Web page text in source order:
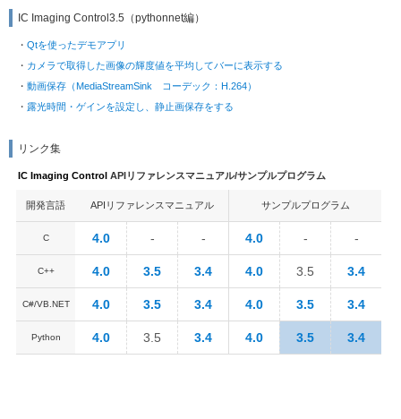
IC Imaging Control3.5（pythonnet編）
Qtを使ったデモアプリ
カメラで取得した画像の輝度値を平均してバーに表示する
動画保存（MediaStreamSink コーデック：H.264）
露光時間・ゲインを設定し、静止画保存をする
リンク集
IC Imaging Control APIリファレンスマニュアル/サンプルプログラム
開発言語 APIリファレンスマニュアル サンプルプログラム
C 4.0 - - 4.0 - -
C++ 4.0 3.5 3.4 4.0 3.5 3.4
C#/VB.NET 4.0 3.5 3.4 4.0 3.5 3.4
Python 4.0 3.5 3.4 4.0 3.5 3.4